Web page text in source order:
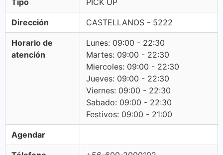
Tipo PICK UP
Dirección CASTELLANOS - 5222
Horario de
atención
Lunes: 09:00 - 22:30
Martes: 09:00 - 22:30
Miercoles: 09:00 - 22:30
Jueves: 09:00 - 22:30
Viernes: 09:00 - 22:30
Sabado: 09:00 - 22:30
Festivos: 09:00 - 21:00
Agendar